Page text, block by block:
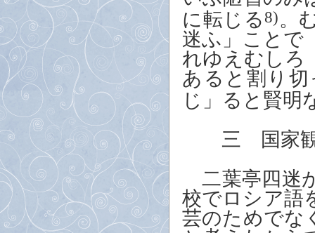
に転じる 8) 。
迷ふ」ことで
れゆえむしろ
あると割り
じ」ると賢明
三 国家観
二葉亭四迷
校でロシア語
芸のためでな